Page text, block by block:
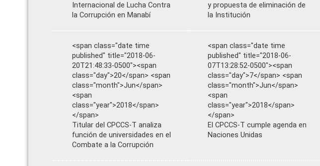
Internacional de Lucha Contra
la Corrupción en Manabí
y propuesta de eliminación de
la Institución
<span class="date time
published" title="2018-06-
20T21:48:33-0500"><span
class="day">20</span> <span
class="month">Jun</span>
<span
class="year">2018</span>
</span>
Titular del CPCCS-T analiza
función de universidades en el
Combate a la Corrupción
<span class="date time
published" title="2018-06-
07T13:28:52-0500"><span
class="day">7</span> <span
class="month">Jun</span>
<span
class="year">2018</span>
</span>
El CPCCS-T cumple agenda en
Naciones Unidas